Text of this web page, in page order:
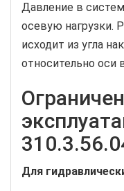
Давление в
осевую нагрузки.
исходит из угла
относительно оси
Для